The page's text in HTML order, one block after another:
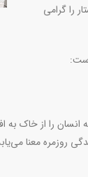
را گرامی
را از خاک
روزمره معنا